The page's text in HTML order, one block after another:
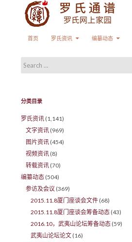
首页
罗氏资讯 编纂动态
Search for:
分类目录
罗氏资讯 (1,141)
文字资讯 (969)
图片资讯 (454)
视频资讯 (8)
转载资讯 (70)
编纂动态 (504)
参访及会议 (369)
2015.11.8厦门座谈会文件 (68)
2015.11.8厦门座谈会筹备动态 (43)
2016.10，武夷山论坛筹备动态 (59)
武夷山论坛论文 (16)